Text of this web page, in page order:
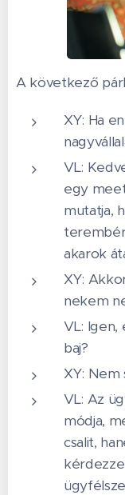
A következő
XY: Ha
VL:
egy
mutatja,
akarok
XY:
nekem
VL: Igen,
baj?
XY: Nem
VL: Az
módja,
csalit,